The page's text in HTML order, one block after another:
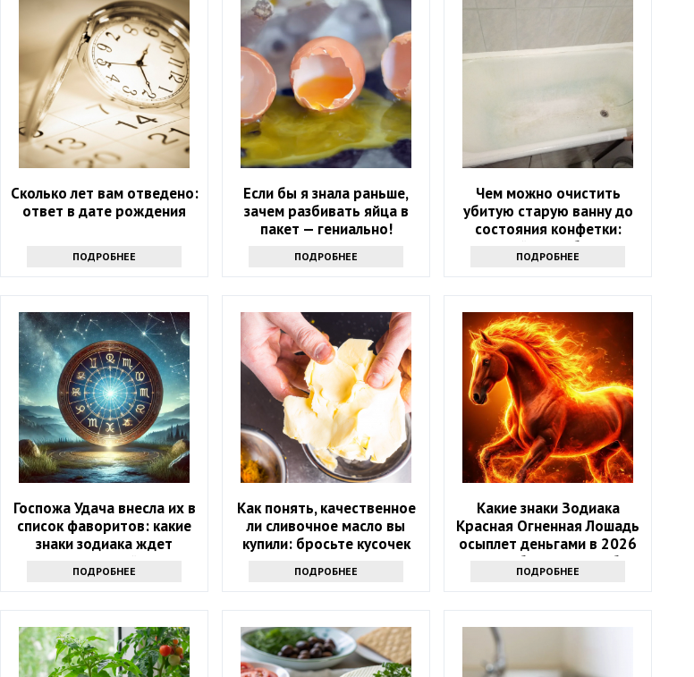
Сколько лет вам отведено:
ответ в дате рождения
ПОДРОБНЕЕ
Если бы я знала раньше,
зачем разбивать яйца в
пакет — гениально!
ПОДРОБНЕЕ
Чем можно очистить
убитую старую ванну до
состояния конфетки:
дешевый способ спасти
санузел
ПОДРОБНЕЕ
Госпожа Удача внесла их в
список фаворитов: какие
знаки зодиака ждет
ошеломительный успех в
ближайшие 10 дней
ПОДРОБНЕЕ
Как понять, качественное
ли сливочное масло вы
купили: бросьте кусочек
ПОДРОБНЕЕ
Какие знаки Зодиака
Красная Огненная Лошадь
осыплет деньгами в 2026
году: 4 баловня Судьбы
ПОДРОБНЕЕ